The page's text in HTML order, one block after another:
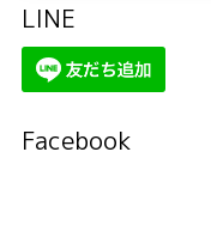
LINE
Facebook